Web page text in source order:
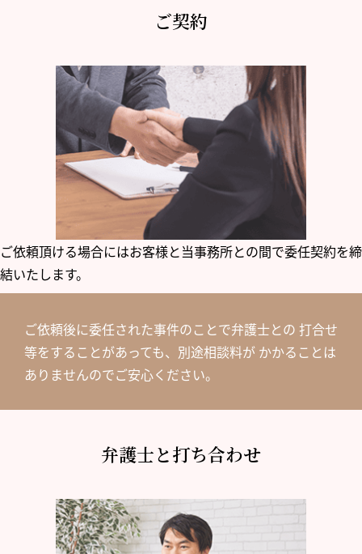
ご契約
ご依頼頂ける場合にはお客様と当事務所との間で委任契約を締
結いたします。
ご依頼後に委任された事件のことで弁護士との 打合せ
等をすることがあっても、別途相談料が かかることは
ありませんのでご安心ください。
弁護士と打ち合わせ